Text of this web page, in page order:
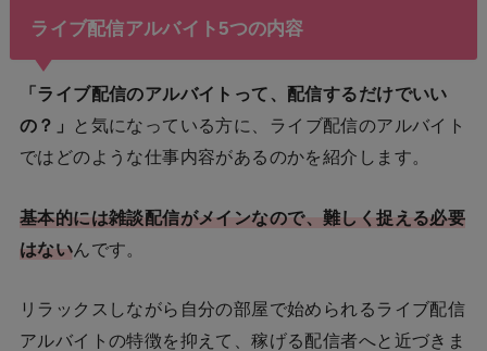
ライブ配信アルバイト5つの内容
「ライブ配信のアルバイトって、配信するだけでいい
の？」
と気になっている方に、ライブ配信のアルバイト
ではどのような仕事内容があるのかを紹介します。
基本的には雑談配信がメインなので、難しく捉える必要
はないんです。
リラックスしながら自分の部屋で始められるライブ配信
アルバイトの特徴を抑えて、稼げる配信者へと近づきま